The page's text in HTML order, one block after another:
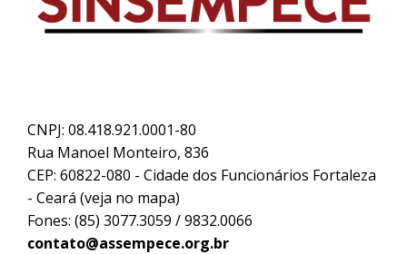
CNPJ: 08.418.921.0001-80
Rua Manoel Monteiro, 836
CEP: 60822-080 - Cidade dos Funcionários Fortaleza
- Ceará (veja no mapa)
Fones: (85) 3077.3059 / 9832.0066
contato@assempece.org.br